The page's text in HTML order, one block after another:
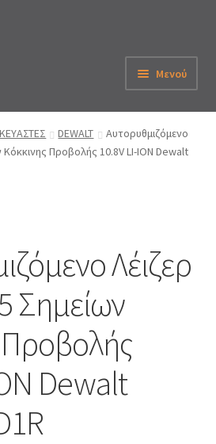
Μενού
DEWALT
Αυτορυθμιζόμενο
Κόκκινης Προβολής 10.8V LI-ION Dewalt
Λέιζερ
Σημείων
Προβολής
Dewalt